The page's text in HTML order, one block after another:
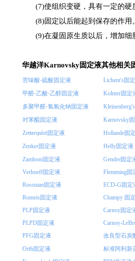
(7)使组织变硬，具有一定的硬
(8)固定以后能起到保存的作用。
(9)在凝固原生质以后，增加
华越洋Karnovsky固定液其他相关
苦味酸-硫酸固定液 Lichent's固
甲醛-乙酸-乙醇固定液 Kolmer固定
多聚甲醛-氢氧化钠固定液 Kleinenberg's
对苯醌固定液
Karnovsky
Zetterqvist固定液 Hollande固
Zenker固定液 Helly固定液
Zamboni固定液 Gendre固定
Verhoeff固定液 Flemming固
Rossman固定液 ECD-G 固定
Romeis固定液 Champy 固
PLP 固定液 Carnoy固定
PLPD固定液 Carnoy-
PFG 固定液 改良型石炭
Orth固定液
标准阿利新